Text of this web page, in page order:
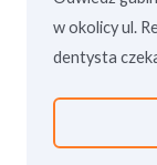
w okolicy ul.
dentysta